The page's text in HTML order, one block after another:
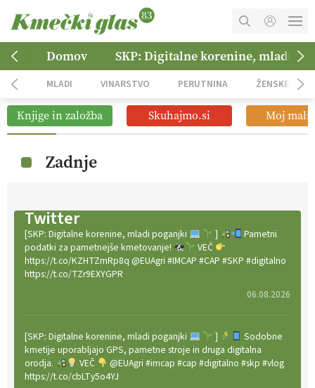
MOJ RAČUN
NAROČITE SE
OGLASNO TRŽENJE
Domov SKP: Digitalne korenine, mladi
MLADI VINARSTVO PERUTNINA ŽENSKE
Knjige in založba Skuhajmo.si Moj mali
Zadnje
Twitter
[SKP: Digitalne korenine, mladi poganjki ]
Pametni
podatki za pametnejše kmetovanje!
VEČ
https://t.co/KZHTZmRp8q @EUAgri #IMCAP #CAP #SKP #digitalno
https://t.co/TZr9EXYGPR
06.08.2026
[SKP: Digitalne korenine, mladi poganjki ]
Sodobne
kmetije uporabljajo GPS, pametne stroje in druga digitalna
orodja.
VEČ
@EUAgri #imcap #cap #digitalno #skp #vlog
https://t.co/cbLTy5o4YJ